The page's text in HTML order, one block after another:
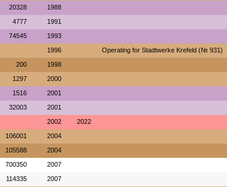
20328 1988
4777 1991
74545 1993
1996 Operating for Stadtwerke Krefeld (№ 931)
200 1998
1297 2000
1516 2001
32003 2001
2002 2022
106001 2004
105588 2004
700350 2007
114335 2007